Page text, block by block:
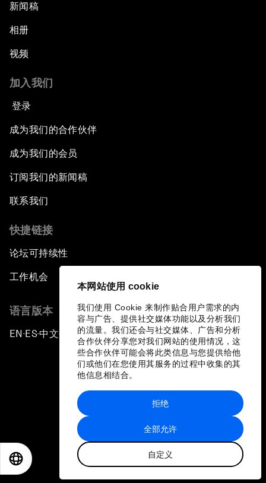
本网站使用 cookie
我们使用 Cookie 来制作贴合用户需求的内
容与广告、提供社交媒体功能以及分析我们
的流量。我们还会与社交媒体、广告和分析
合作伙伴分享您对我们网站的使用情况，这
些合作伙伴可能会将此类信息与您提供给他
们或他们在您使用其服务的过程中收集的其
他信息相结合。
全部允许
自定义
拒绝
新闻稿
相册
视频
加入我们
登录
成为我们的合作伙伴
成为我们的会员
订阅我们的新闻稿
联系我们
快捷链接
论坛可持续性
工作机会
语言版本
EN ▪ ES▪中文▪ 日本語
站点地图
世界经济论坛